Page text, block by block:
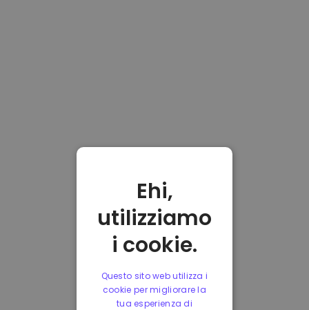
Ehi,
utilizziamo
i cookie.
Questo sito web utilizza i
cookie per migliorare la
tua esperienza di